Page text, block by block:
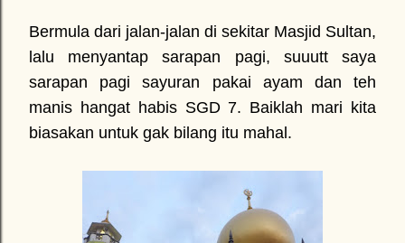
Bermula dari jalan-jalan di sekitar Masjid Sultan,
lalu menyantap sarapan pagi, suuutt saya
sarapan pagi sayuran pakai ayam dan teh
manis hangat habis SGD 7. Baiklah mari kita
biasakan untuk gak bilang itu mahal.